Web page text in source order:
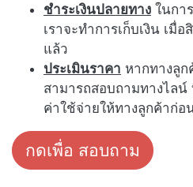
ชำระเงินปลายทาง ในกา
เราจะทำการเก็บเงิน เมื่
แล้ว
ประเมินราคา หากทางลูก
สามารถสอบถามทางไล
ค่าใช้จ่ายให้ทางลูกค้าก่อ
กดเพื่อ สอบถาม